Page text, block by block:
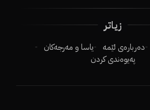
زیاتر
دەربارەی ئێمە
یاسا و مەرجەکان
پەیوەندی کردن